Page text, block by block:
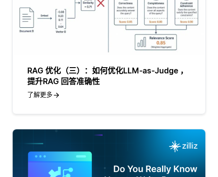
RAG 优化（三）：如何优化LLM-as-Judge ，
提升RAG 回答准确性
了解更多